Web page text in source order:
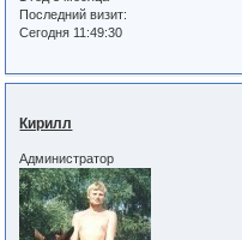
Последний визит:
Сегодня 11:49:30
Кирилл
Администратор